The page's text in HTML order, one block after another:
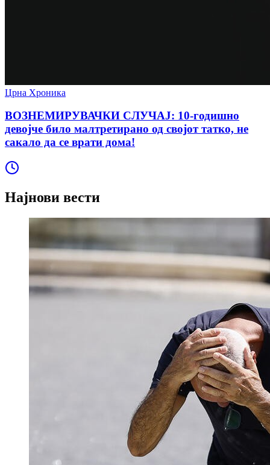
Црна Хроника
ВОЗНЕМИРУВАЧКИ СЛУЧАЈ: 10-годишно
девојче било малтретирано од својот татко, не
сакало да се врати дома!
Најнови вести